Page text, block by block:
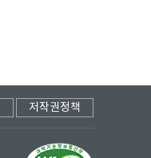
저작권정책